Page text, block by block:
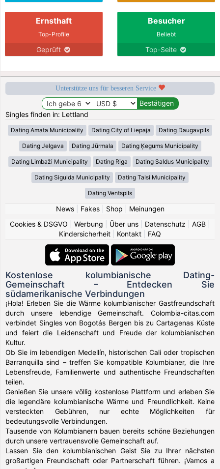
Ernsthaft
Top-Profile
Geprüft
Besucher
Beliebt
Top-Seite
Unterstütze uns für besseren Service
Singles finden in: Lettland
Dating Amata Municipality Dating City of Liepaja Dating Daugavpils
Dating Jelgava Dating Jūrmala Dating Ķegums Municipality
Dating Limbaži Municipality Dating Riga Dating Saldus Municipality
Dating Sigulda Municipality Dating Talsi Municipality
Dating Ventspils
News| Fakes| Shop
Meinungen
Cookies & DSGVO
Werbung Über uns Datenschutz AGB
Kindersicherheit
Kontakt FAQ
Kostenlose kolumbianische Dating-
Gemeinschaft – Entdecken Sie
südamerikanische Verbindungen
¡Hola! Erleben Sie die Wärme kolumbianischer Gastfreundschaft
durch unsere lebendige Gemeinschaft. Colombia-citas.com
verbindet Singles von Bogotás Bergen bis zu Cartagenas Küste
und feiert die Leidenschaft und Freude der kolumbianischen
Kultur.
Ob Sie im lebendigen Medellín, historischen Cali oder tropischen
Barranquilla sind – treffen Sie kompatible Kolumbianer, die Ihre
Lebensfreude, Familienwerte und authentische Freundschaften
teilen.
Genießen Sie unsere völlig kostenlose Plattform und erleben Sie
die legendäre kolumbianische Wärme und Freundlichkeit. Keine
versteckten Gebühren, nur echte Möglichkeiten für
bedeutungsvolle Verbindungen.
Tausende von Kolumbianern bauen bereits schöne Beziehungen
durch unsere vertrauensvolle Gemeinschaft auf.
Lassen Sie den kolumbianischen Geist Sie zu Ihrer nächsten
großartigen Freundschaft oder Partnerschaft führen. ¡Vamos a